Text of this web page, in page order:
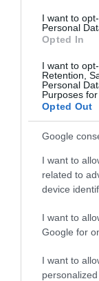
I want to
Personal
Opted In
I want to
Retention,
Personal
Purposes
Opted Out
Google
I want to
related to
device
I want to
Google for
I want to
personalized
ΕΛΛΑΔΑ
Καιρός:
φωτιές –